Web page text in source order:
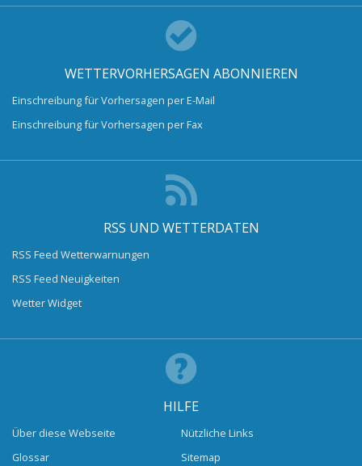
WETTERVORHERSAGEN ABONNIEREN
Einschreibung für Vorhersagen per E-Mail
Einschreibung für Vorhersagen per Fax
RSS UND WETTERDATEN
RSS Feed Wetterwarnungen
RSS Feed Neuigkeiten
Wetter Widget
HILFE
Über diese Webseite
Glossar
Nützliche Links
Sitemap